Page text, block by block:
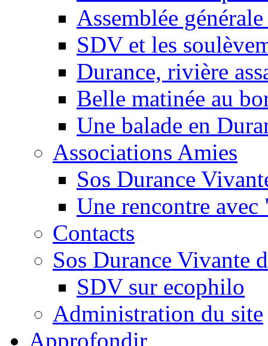
Assemblée
SDV et les
Durance, rivière
Belle matinée au
Une balade en
Associations Amies
Sos Durance
Une rencontre
Contacts
Sos Durance Vivante
SDV sur ecophilo
Administration du site
Approfondir